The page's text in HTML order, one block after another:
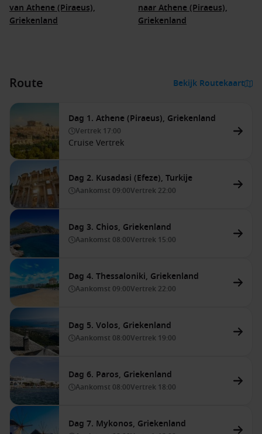
van Athene (Piraeus),
Griekenland
naar Athene (Piraeus),
Griekenland
Route Bekijk Routekaart
Dag 1. Athene (Piraeus), Griekenland
Vertrek 17:00
Cruise Vertrek
Dag 2. Kusadasi (Efeze), Turkije
Aankomst 09:00Vertrek 22:00
Dag 3. Chios, Griekenland
Aankomst 08:00Vertrek 15:00
Dag 4. Thessaloniki, Griekenland
Aankomst 09:00Vertrek 22:00
Dag 5. Volos, Griekenland
Aankomst 08:00Vertrek 19:00
Dag 6. Paros, Griekenland
Aankomst 08:00Vertrek 18:00
Dag 7. Mykonos, Griekenland